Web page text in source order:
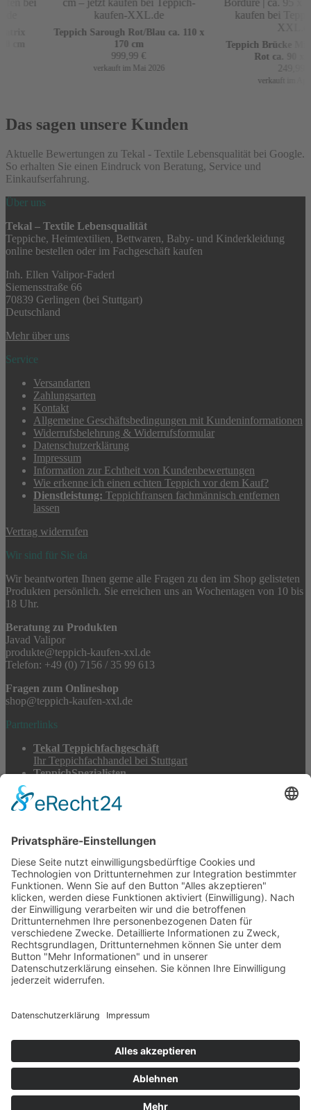
Teppich Sarough Rot/Blau ca. 110 x
170 cm
999,99€
verkauft im Mai 2026
Teppich Brücke Mir
Rot ca. 90 x
249,99
verkauft im April
Das sagen unsere Kunden
Aktuelle Bewertungen zu Tekal - Textile Lebensqualität bei Google.
So erhalten Sie einen Eindruck von Beratung, Service und
Einkaufserfahrung.
Über uns
Tekal – Textile Lebensqualität
Teppiche, Heimtextilien, Bettwaren, Baby- und Kinderkleidung
online bestellen oder im Fachgeschäft kaufen
Inh. Ellen Valipor-Faderl
Siemensstraße 66
70839 Gerlingen (bei Stuttgart)
Deutschland
Mehr über uns
Service
Versandarten
Zahlungsarten
Kontakt
Allgemeine Geschäftsbedingungen mit Kundeninformationen
Widerrufsbelehrung & Widerrufsformular
Datenschutzerklärung
Impressum
Information zur Echtheit von Kundenbewertungen
Wie erkenne ich einen echten Teppich vor dem Kauf?
Dienstleistung: Teppichfransen fachmännisch entfernen
lassen
Vertrag widerrufen
Wir sind für Sie da
Wir beantworten Ihnen gerne alle Fragen zu den im Shop gelisteten
Produkten persönlich. Sie erreichen uns an Wochentagen von 10 bis
18 Uhr.
Beratung zu Produkten
Javad Valipor
produkte@teppich-kaufen-xxl.de
Telefon: +49 (0) 7156 / 35 99 613
Fragen zum Onlineshop
shop@teppich-kaufen-xxl.de
Partnerlinks
Tekal Teppichfachgeschäft
Ihr Teppichfachhandel bei Stuttgart
TeppichSpezialisten
Stadtmühle Waldenbuch
Mühlenprodukte, Säfte, Tiernahrung & Züchterbedarf
Pyrotechnik online bestellen
© 2017-2026 ·Tekal – Textile Lebensqualität| Einzelstücke mit
Charakter – Exklusive moderne Teppiche und handverlesene
Orientteppiche
Alle Preise inkl. der gesetzlichen MwSt. · Die durchgestrichenen Preise
entsprechen, sofern nicht anders angegeben, den bisherigen Preisen in
unserem Shop.
Cookie-Einstellungen
Warenkorb 0
Großteppich Nepali Super Blau ca. 200 x 300 cm
1495€